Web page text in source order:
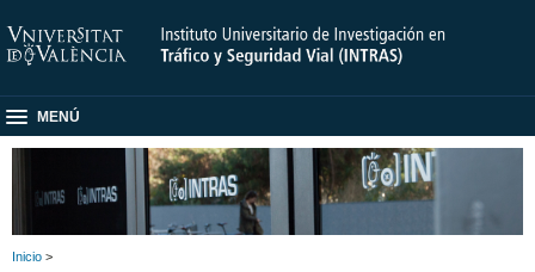
MENÚ
Inicio >